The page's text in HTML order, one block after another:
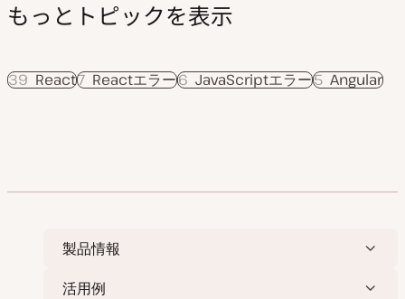
もっとトピックを表示
React
39 Reactエラー
7 JavaScriptエラー
6 Angular
5
製品情報
活用例